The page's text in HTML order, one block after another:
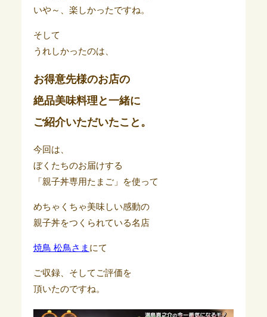
いや～、楽しかったですね。
そして
うれしかったのは、
お得意先様のお店の
絶品美味料理と一緒に
ご紹介いただいたこと。
今回は、
ぼくたちのお届けする
「親子丼専用たまご」を使って
めちゃくちゃ美味しい感動の
親子丼をつくられている名店
焼鳥 松鳥さま にて
ご収録、そしてご評価を
頂いたのですね。